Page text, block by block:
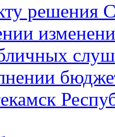
решения